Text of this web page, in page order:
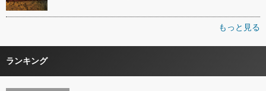
もっと見る
ランキング